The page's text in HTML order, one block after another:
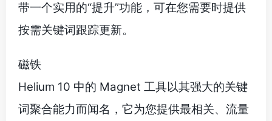
带一个实用的“提升”功能，可在您需要时提供
按需关键词跟踪更新。
磁铁
Helium 10 中的 Magnet 工具以其强大的关键
词聚合能力而闻名，它为您提供最相关、流量